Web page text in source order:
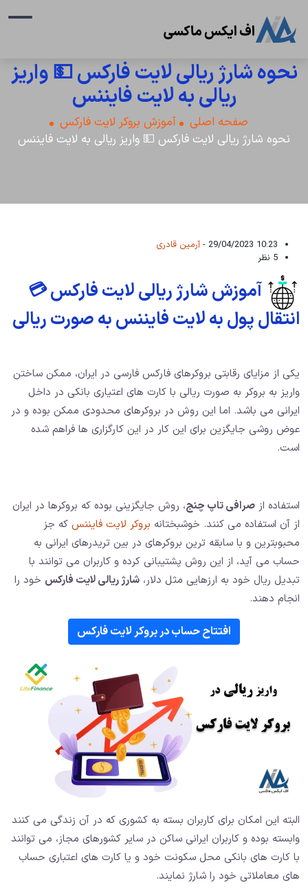
نحوه شارژ ریالی لایت فارکس 💵 واریز
ریالی به لایت فایننس
صفحه اصلی
آموزش بروکر لایت فارکس
نحوه شارژ ریالی لایت فارکس 💵 واریز ریالی به لایت فایننس
10:23 29/04/2023 -
آرمین قادری
5 نظر
آموزش شارژ ریالی لایت فارکس 💳
انتقال پول به لایت فایننس به صورت ریالی
یکی از مزایای رقابتی بروکرهای فارکس فارسی در ایران، ممکن ساختن
واریز به بروکر به صورت ریالی با کارت های اعتیاری بانکی در داخل
ایرانی می باشد. اما این روش در بروکرهای محدودی ممکن بوده و در
عوض روشی جایگزین برای این کار در این کارگزاری ها فراهم شده
است.
استفاده از صرافی تاپ چنج، روش جایگزینی بوده که بروکرها در ایران
از آن استفاده می کنند. خوشبختانه بروکر لایت فایننس که جز
محبوبترین و با سابقه ترین بروکرهای در بین تریدرهای ایرانی به
حساب می آید، از این روش پشتیبانی کرده و کاربران می توانند با
تبدیل ریال خود به ارزهایی مثل دلار، شارژ ریالی لایت فارکس خود را
انجام دهند.
افتتاح حساب در بروکر لایت فارکس
البته این امکان برای کاربران بسته به کشوری که در آن زندگی می کنند
وابسته بوده و کاربران ایرانی ساکن در سایر کشورهای مجاز، می توانند
با کارت های بانکی محل سکونت خود و یا کارت های اعتباری حساب
های معاملاتی خود را شارژ نمایند.